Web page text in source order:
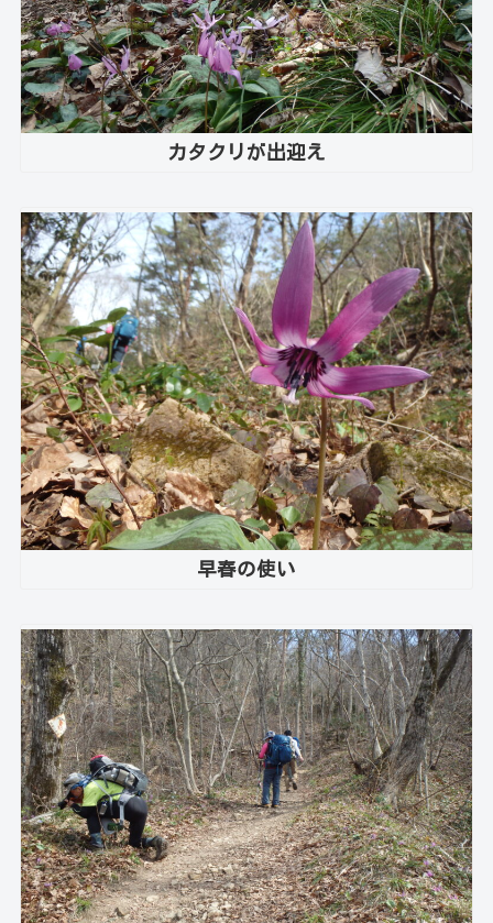
カタクリが出迎え
早春の使い